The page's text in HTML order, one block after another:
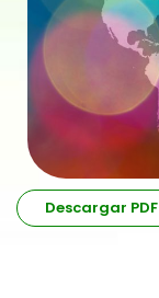
Descargar PDF